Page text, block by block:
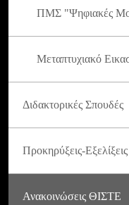
ΠΜΣ "Ψηφιακές
Μεταπτυχιακό
Διδακτορικές Σπουδές
Προκηρύξεις-
Ανακοινώσεις ΘΙΣΤΕ